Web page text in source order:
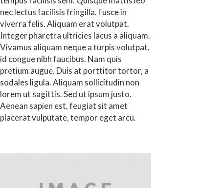
nec lectus facilisis fringilla. Fusce in
viverra felis. Aliquam erat volutpat.
Integer pharetra ultricies lacus a aliquam.
Vivamus aliquam neque a turpis volutpat,
id congue nibh faucibus. Nam quis
pretium augue. Duis at porttitor tortor, a
sodales ligula. Aliquam sollicitudin non
lorem ut sagittis. Sed ut ipsum justo.
Aenean sapien est, feugiat sit amet
placerat vulputate, tempor eget arcu.